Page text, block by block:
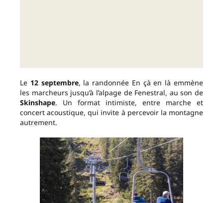
Le 12 septembre, la randonnée En çà en là emmène
les marcheurs jusqu’à l’alpage de Fenestral, au son de
Skinshape. Un format intimiste, entre marche et
concert acoustique, qui invite à percevoir la montagne
autrement.